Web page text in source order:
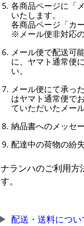
各商品ページに「
いたします。
各商品ページ「カ
※メール便非対応
メール便で配送可
に、ヤマト通常便
い。
メール便にて承っ
はヤマト通常便で
ていただいたメー
納品書へのメッセ
配達中の荷物の紛
ナランハのご利用方
す。
配送・送料につい